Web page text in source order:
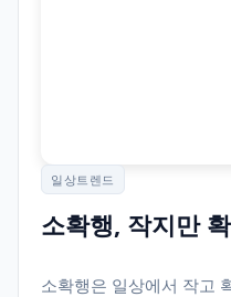
일상트렌드
소확행, 작지만
소확행은 일상에서 작고